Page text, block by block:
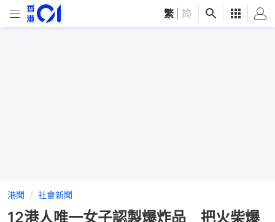
繁 简
港聞 社會新聞
12港人唯一女子認製爆炸品 把火柴爆